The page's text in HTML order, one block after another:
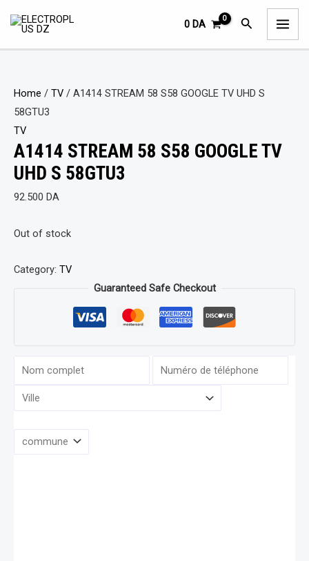
contenu
0DA Rechercher
Home / TV / A1414 STREAM 58 S58 GOOGLE TV UHD S
58GTU3
TV
A1414 STREAM 58 S58 GOOGLE TV
UHD S 58GTU3
92.500 DA
Out of stock
Category: TV
Guaranteed Safe Checkout